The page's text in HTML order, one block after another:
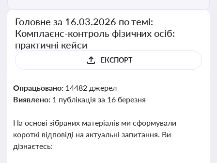
Головне за 16.03.2026 по темі:
Комплаєнс-контроль фізичних осіб:
практичні кейси
ЕКСПОРТ
Опрацьовано: 14482 джерел
Виявлено: 1 публікація за 16 березня
На основі зібраних матеріалів ми сформували
короткі відповіді на актуальні запитання. Ви
дізнаєтесь: